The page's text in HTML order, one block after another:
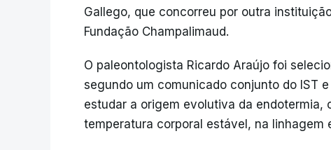
Gallego, que concorreu por outra
Fundação Champalimaud.
O paleontologista Ricardo Araújo foi
segundo um comunicado conjunto do IST
estudar a origem evolutiva da endotermia,
temperatura corporal estável, na linhagem